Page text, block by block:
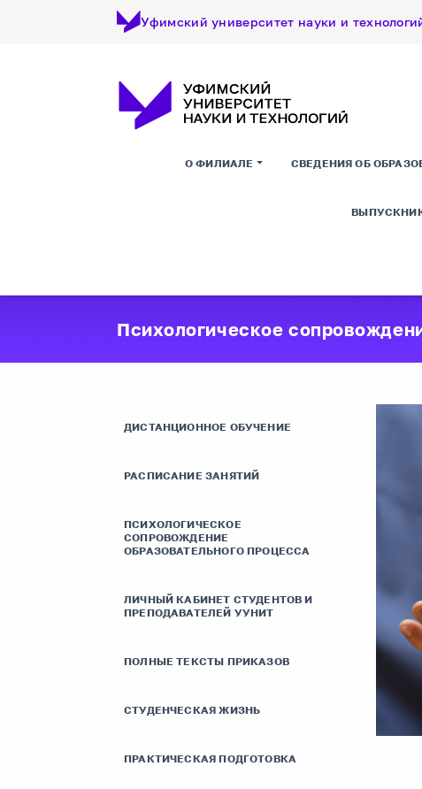
Уфимский университет науки и
О ФИЛИАЛЕ СВЕДЕНИЯ ОБ
Психологическое
ДИСТАНЦИОННОЕ ОБУЧЕНИЕ
РАСПИСАНИЕ ЗАНЯТИЙ
ПСИХОЛОГИЧЕСКОЕ
СОПРОВОЖДЕНИЕ
ОБРАЗОВАТЕЛЬНОГО ПРОЦЕССА
ЛИЧНЫЙ КАБИНЕТ СТУДЕНТОВ И
ПРЕПОДАВАТЕЛЕЙ УУНИТ
ПОЛНЫЕ ТЕКСТЫ ПРИКАЗОВ
СТУДЕНЧЕСКАЯ ЖИЗНЬ
ПРАКТИЧЕСКАЯ ПОДГОТОВКА